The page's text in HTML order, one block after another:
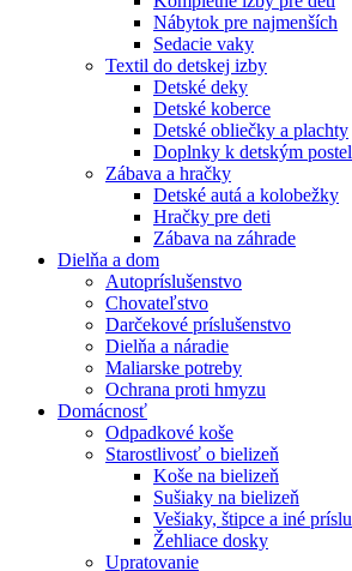
Nábytok pre najmenších
Sedacie vaky
Textil do detskej izby
Detské deky
Detské koberce
Detské obliečky a plachty
Doplnky k detským
Zábava a hračky
Detské autá a kolobežky
Hračky pre deti
Zábava na záhrade
Dielňa a dom
Autopríslušenstvo
Chovateľstvo
Darčekové príslušenstvo
Dielňa a náradie
Maliarske potreby
Ochrana proti hmyzu
Domácnosť
Odpadkové koše
Starostlivosť o bielizeň
Koše na bielizeň
Sušiaky na bielizeň
Vešiaky, štipce a iné
Žehliace dosky
Upratovanie